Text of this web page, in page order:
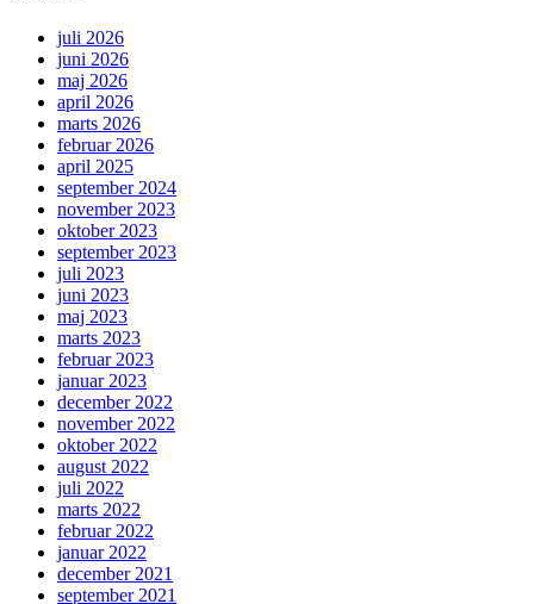
juli 2026
juni 2026
maj 2026
april 2026
marts 2026
februar 2026
april 2025
september 2024
november 2023
oktober 2023
september 2023
juli 2023
juni 2023
maj 2023
marts 2023
februar 2023
januar 2023
december 2022
november 2022
oktober 2022
august 2022
juli 2022
marts 2022
februar 2022
januar 2022
december 2021
september 2021